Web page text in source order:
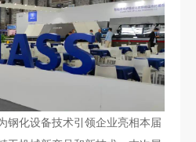
钢化设备技术引领企业亮相本届